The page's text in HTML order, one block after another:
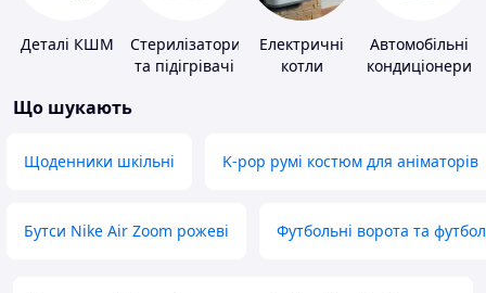
Деталі КШМ
Стерилізатори
та підігрівачі
Електричні
котли
Автомобільні
кондиціонери
Що шукають
Щоденники шкільні K-pop румі костюм для аніматорів
Бутси Nike Air Zoom рожеві Футбольні ворота та